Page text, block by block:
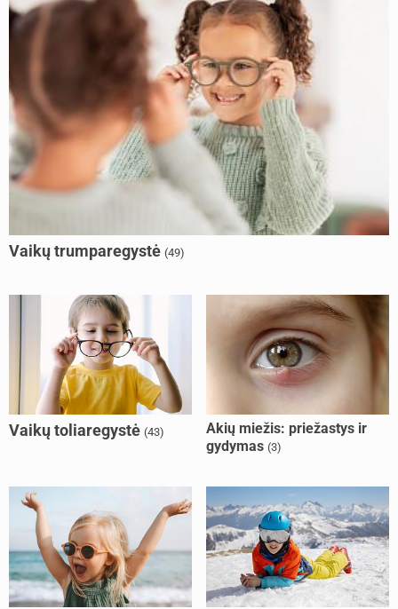
Vaikų trumparegystė (49)
Vaikų toliaregystė (43)
Akių miežis: priežastys ir
gydymas (3)